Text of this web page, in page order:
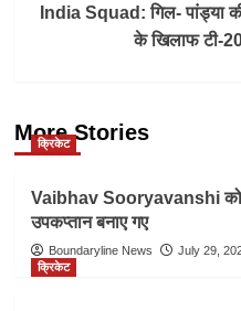
India Squad: गिल- पांड्या
के खिलाफ टी-20
More Stories
क्रिकेट
Vaibhav Sooryavanshi को
उपकप्तान बनाए गए
Boundaryline News July 29,
क्रिकेट